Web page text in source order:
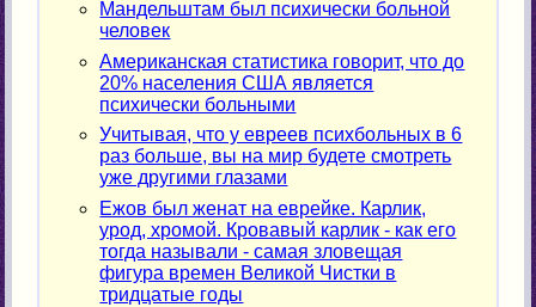
Мандельштам был психически больной
человек
Американская статистика говорит, что до
20% населения США является
психически больными
Учитывая, что у евреев психбольных в 6
раз больше, вы на мир будете смотреть
уже другими глазами
Ежов был женат на еврейке. Карлик,
урод, хромой. Кровавый карлик - как его
тогда называли - самая зловещая
фигура времен Великой Чистки в
тридцатые годы